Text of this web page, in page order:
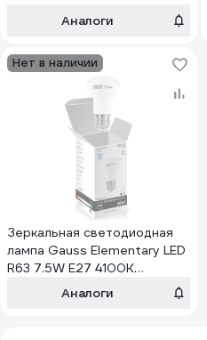
Аналоги
Нет в наличии
Зеркальная светодиодная
лампа Gauss Elementary LED
R63 7.5W E27 4100K
Аналоги